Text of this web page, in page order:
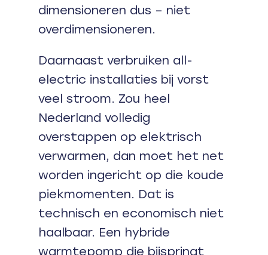
dimensioneren dus – niet
overdimensioneren.
Daarnaast verbruiken all-
electric installaties bij vorst
veel stroom. Zou heel
Nederland volledig
overstappen op elektrisch
verwarmen, dan moet het net
worden ingericht op die koude
piekmomenten. Dat is
technisch en economisch niet
haalbaar. Een hybride
warmtepomp die bijspringt